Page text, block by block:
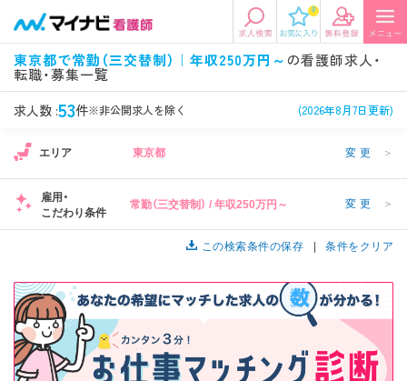
0
東京都で常勤（三交替制）｜年収250万円～の看護師求人・
転職・募集一覧
求人数 :53件※非公開求人を除く (2026年8月7日更新)
エリアから探す
エリアから探す
関東
東海 関西
九州・沖縄
希望の求人条件を選択
資格
施設形態
病院、クリニック・診療所など
担当業務
病棟、外来など
美容外科、
循環器内科など
未経験歓迎、
土日祝休みなど
年収
年収500万円以上など 正社員、契約社員など
エリア 東京都 変更 ＞
雇用・
こだわり条件
常勤（三交替制） / 年収250万円～ 変更 ＞
この検索条件の保存 条件をクリア